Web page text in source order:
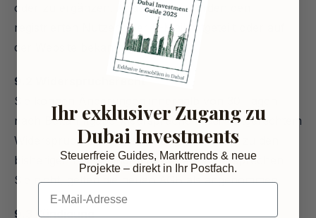
oder zu ergänzen. Änderungen werden den
registrierten Nutzern per E-Mail mitgeteilt oder auf
der Website bekannt gegeben.
9.2 Widerspruchsrecht
Sie können Änderungen innerhalb von 30 Tagen
nach Bekanntgabe widersprechen. Bei fristgerechtem
Widerspruch bleibt das Vertragsverhältnis zu den
bisherigen Bedingungen bestehen. Widersprechen
Sie nicht, gelten die neuen AGB als angenommen.
9.3 Kündigung
Ihr exklusiver Zugang zu
Dubai Investments
Steuerfreie Guides, Markttrends & neue
Projekte – direkt in Ihr Postfach.
E-Mail-Adresse